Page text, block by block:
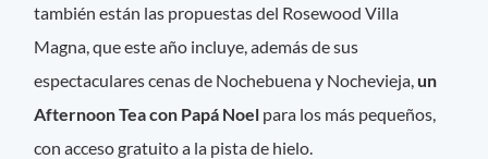
también están las propuestas del Rosewood Villa
Magna, que este año incluye, además de sus
espectaculares cenas de Nochebuena y Nochevieja, un
Afternoon Tea con Papá Noel para los más pequeños,
con acceso gratuito a la pista de hielo.